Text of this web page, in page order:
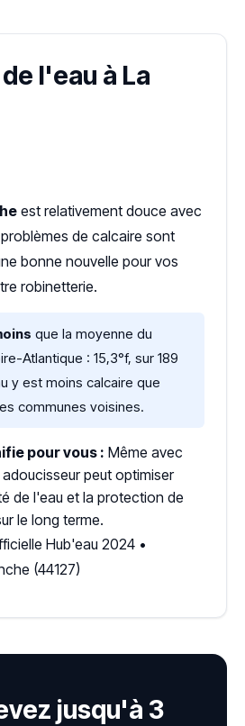
l'eau à La
est relativement douce avec
de calcaire sont
bonne nouvelle pour vos
robinetterie.
que la moyenne du
Atlantique : 15,3°f, sur 189
y est moins calcaire que
communes voisines.
pour vous : Même avec
peut optimiser
de l'eau et la protection de
le long terme.
Hub'eau 2024 •
(44127)
jusqu'à 3